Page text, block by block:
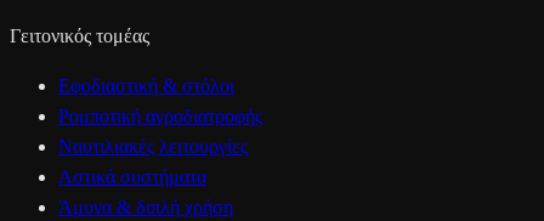
Γειτονικός τομέας
Εφοδιαστική & στόλοι
Ρομποτική αγροδιατροφής
Ναυτιλιακές λειτουργίες
Αστικά συστήματα
Άμυνα & διπλή χρήση